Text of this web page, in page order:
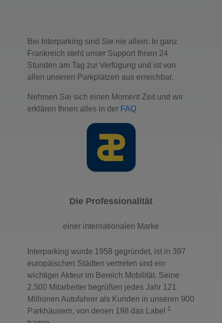
Bei Interparking sind Sie nie allein. In ganz
Frankreich steht unser Support Ihnen 24
Stunden am Tag zur Verfügung und ist von
allen unseren Parkplätzen aus erreichbar.
Nehmen Sie sich einen Moment Zeit und wir
erklären Ihnen alles in der FAQ
Die Professionalität
einer internationalen Marke
Interparking wurde 1958 gegründet, ist in 397
europäischen Städten vertreten und ein
wichtiger Akteur im Bereich Mobilität. Seine
2.500 Mitarbeiter begrüßen jedes Jahr 121
Millionen Autofahrer als Kunden in unseren 900
Parkhäusern, von denen 198 das Label
1